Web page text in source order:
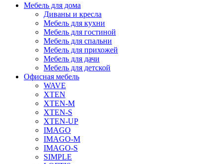
Мебель для дома
Диваны и кресла
Мебель для кухни
Мебель для гостиной
Мебель для спальни
Мебель для прихожей
Мебель для дачи
Мебель для детской
Офисная мебель
WAVE
XTEN
XTEN-M
XTEN-S
XTEN-UP
IMAGO
IMAGO-M
IMAGO-S
SIMPLE